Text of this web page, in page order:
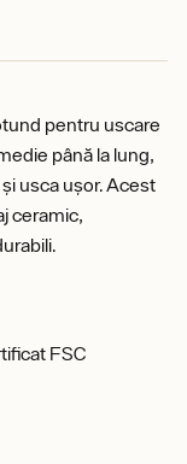
pentru uscare
până la lung,
usca ușor. Acest
ceramic,
FSC